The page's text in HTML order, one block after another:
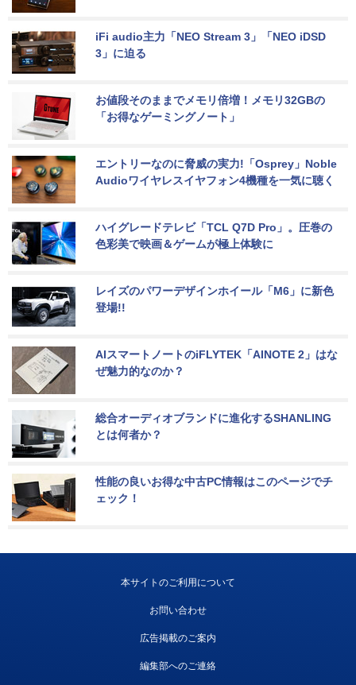
iFi audio主力「NEO Stream 3」「NEO iDSD
3」に迫る
お値段そのままでメモリ倍増！メモリ32GBの
「お得なゲーミングノート」
エントリーなのに脅威の実力!「Osprey」Noble
Audioワイヤレスイヤフォン4機種を一気に聴く
ハイグレードテレビ「TCL Q7D Pro」。圧巻の
色彩美で映画＆ゲームが極上体験に
レイズのパワーデザインホイール「M6」に新色
登場!!
AIスマートノートのiFLYTEK「AINOTE 2」はな
ぜ魅力的なのか？
総合オーディオブランドに進化するSHANLING
とは何者か？
性能の良いお得な中古PC情報はこのページでチ
ェック！
本サイトのご利用について
お問い合わせ
広告掲載のご案内
編集部へのご連絡